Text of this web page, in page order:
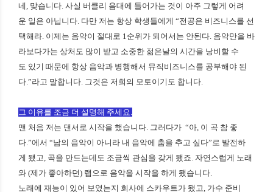
네, 맞습니다. 사실 버클리 음대에 들어가는 것이 아주 그렇게 어려
운 일은 아닙니다. 다만 저는 항상 학생들에게 “전공은 비즈니스를 선
택해라. 이제는 음악이 절대로 1순위가 되어서는 안된다. 음악만을 바
라보다가는 상처도 많이 받고 소중한 젊은날의 시간을 낭비할 수
도 있기 때문에 항상 음악과 병행해서 뮤직비즈니스를 공부해야 된
다.”라고 말합니다. 그것은 저희의 모토이기도 합니다.
그 이유를 조금 더 설명해 주세요.
맨 처음 저는 댄서로 시작을 했습니다. 그러다가 “아, 이 곡 참 좋
다.”에서 “남의 음악이 아니라 내 음악에 춤을 추고 싶다”로 발전하
게 됐고, 곡을 만드는데도 조금씩 관심을 갖게 됐죠. 자연스럽게 노래
와 (제가 좋아하던) 랩으로 음악을 시작을 하게 됐습니다.
노래에 재능이 있어 보였는지 회사에 스카우트가 됐고, 가수 준비